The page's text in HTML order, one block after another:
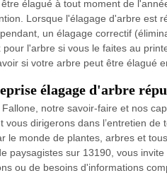
élagué à tout moment de
Lorsque l'élagage d'arbre est
un élagage correctif
pour l'arbre si vous le faites au
si votre arbre peut être élagué
élagage d'arbre
notre savoir-faire et nos
vous dirigerons dans l’entretien
le monde de plantes, arbres et
paysagistes sur 13190, vous
ou de besoins d'informations